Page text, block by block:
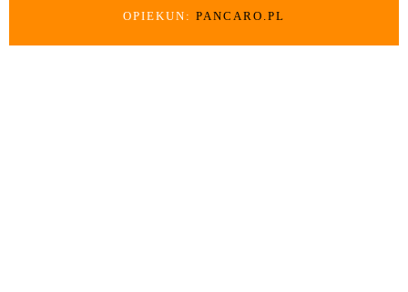
OPIEKUN: PANCARO.PL